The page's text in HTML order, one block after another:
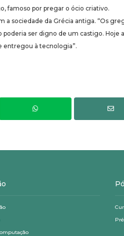
famoso por pregar o ócio criativo.
a sociedade da Grécia antiga. “Os
ser digno de um castigo. Hoje
entregou à tecnologia”.